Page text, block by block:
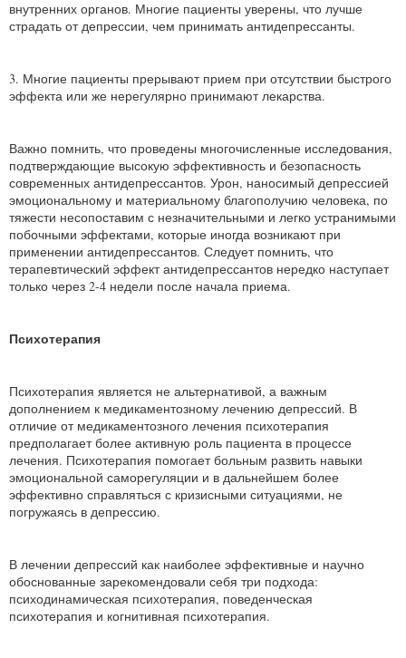
внутренних органов. Многие пациенты уверены, что лучше
страдать от депрессии, чем принимать антидепрессанты.
3. Многие пациенты прерывают прием при отсутствии быстрого
эффекта или же нерегулярно принимают лекарства.
Важно помнить, что проведены многочисленные исследования,
подтверждающие высокую эффективность и безопасность
современных антидепрессантов. Урон, наносимый депрессией
эмоциональному и материальному благополучию человека, по
тяжести несопоставим с незначительными и легко устранимыми
побочными эффектами, которые иногда возникают при
применении антидепрессантов. Следует помнить, что
терапевтический эффект антидепрессантов нередко наступает
только через 2-4 недели после начала приема.
Психотерапия
Психотерапия является не альтернативой, а важным
дополнением к медикаментозному лечению депрессий. В
отличие от медикаментозного лечения психотерапия
предполагает более активную роль пациента в процессе
лечения. Психотерапия помогает больным развить навыки
эмоциональной саморегуляции и в дальнейшем более
эффективно справляться с кризисными ситуациями, не
погружаясь в депрессию.
В лечении депрессий как наиболее эффективные и научно
обоснованные зарекомендовали себя три подхода:
психодинамическая психотерапия, поведенческая
психотерапия и когнитивная психотерапия.